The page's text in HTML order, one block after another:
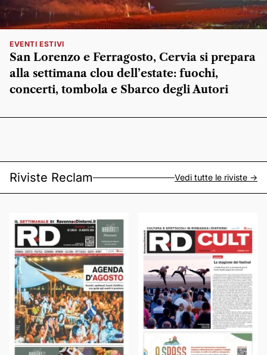
EVENTI ESTIVI
San Lorenzo e Ferragosto, Cervia si prepara
alla settimana clou dell’estate: fuochi,
concerti, tombola e Sbarco degli Autori
Riviste Reclam Vedi tutte le riviste ->